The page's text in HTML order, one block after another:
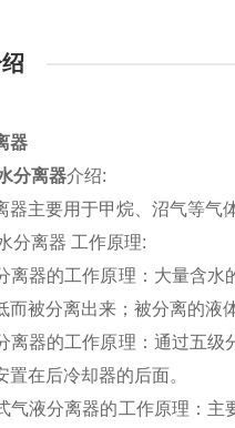
分离器介绍:
主要用于甲烷、沼气等气
分离器 工作原理:
器的工作原理：大量含水
而被分离出来；被分离
器的工作原理：通过五级
置在后冷却器的后面。
液分离器的工作原理：主